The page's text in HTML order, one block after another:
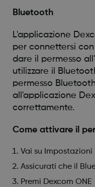
Bluetooth
L'applicazione
per connettersi
dare il permesso
utilizzare il
permesso
all'applicazione
correttamente.
Come attivare il
Vai su Impostazioni
Assicurati che il
Premi Dexcom ONE